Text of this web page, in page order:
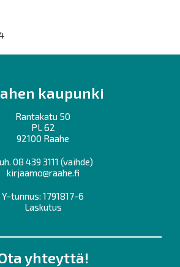
kaupunki
Rantakatu 50
PL 62
92100 Raahe
08 439 3111 (vaihde)
kirjaamo@raahe.fi
Y-tunnus: 1791817-6
Laskutus
yhteyttä!